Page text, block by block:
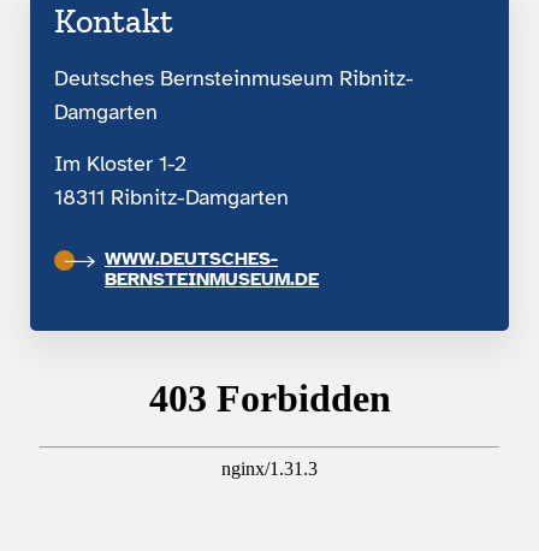
Kontakt
Deutsches Bernsteinmuseum Ribnitz-
Damgarten
Im Kloster 1-2
18311 Ribnitz-Damgarten
WWW.DEUTSCHES-
BERNSTEINMUSEUM.DE